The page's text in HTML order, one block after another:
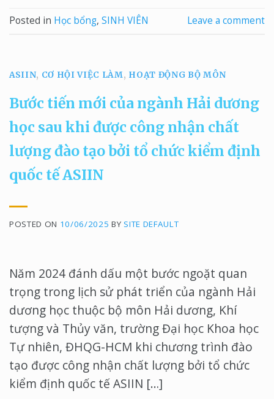
Posted in Học bổng, SINH VIÊN Leave a comment
ASIIN, CƠ HỘI VIỆC LÀM, HOẠT ĐỘNG BỘ MÔN
Bước tiến mới của ngành Hải dương
học sau khi được công nhận chất
lượng đào tạo bởi tổ chức kiểm định
quốc tế ASIIN
POSTED ON 10/06/2025 BY SITE DEFAULT
Năm 2024 đánh dấu một bước ngoặt quan
trọng trong lịch sử phát triển của ngành Hải
dương học thuộc bộ môn Hải dương, Khí
tượng và Thủy văn, trường Đại học Khoa học
Tự nhiên, ĐHQG-HCM khi chương trình đào
tạo được công nhận chất lượng bởi tổ chức
kiểm định quốc tế ASIIN […]